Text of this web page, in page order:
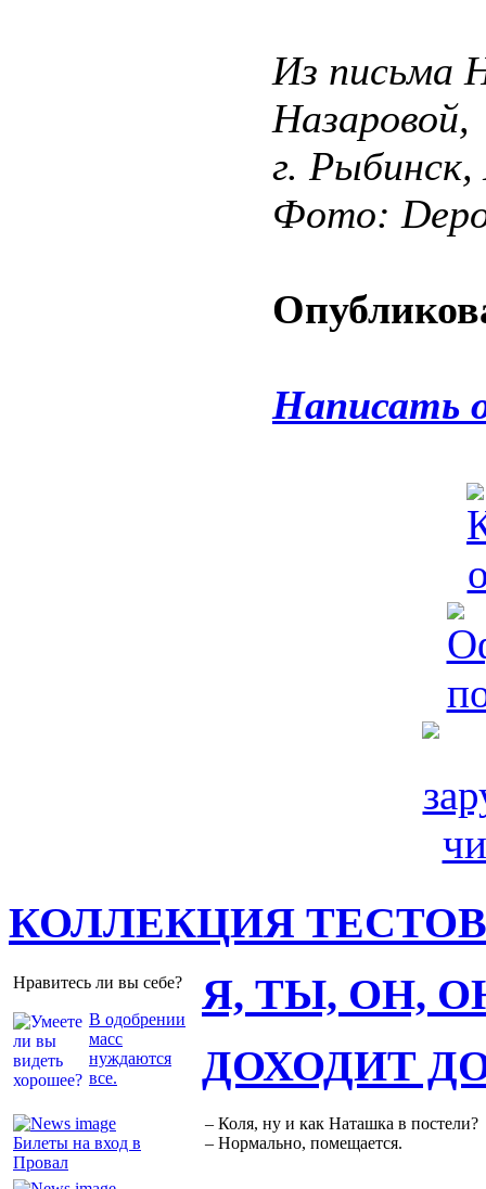
Из письма
Назаровой,
г. Рыбинск,
Фото:
Написать
КОЛЛЕКЦИЯ ТЕСТОВ
Нравитесь ли вы себе?
В одобрении
масс
нуждаются
все.
Я, ТЫ, ОН,
Билеты на вход в
Провал
ДОХОДИТ
– Коля, ну и как Наташка в постели?
– Нормально, помещается.